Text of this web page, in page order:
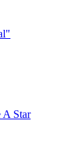
A Star